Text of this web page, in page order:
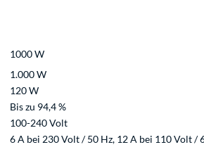
1000 W
1.000 W
120 W
Bis zu 94,4 %
100-240 Volt
6 A bei 230 Volt / 50 Hz, 12 A bei 110 Volt /